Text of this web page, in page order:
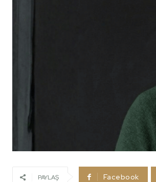
PAYLAŞ Facebook